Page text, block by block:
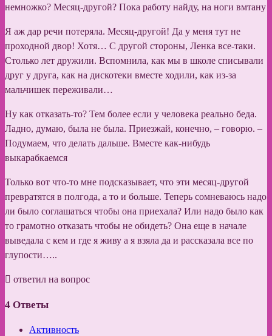
немножко? Месяц-другой? Пока работу найду, на ноги вмтану
Я аж дар речи потеряла. Месяц-другой! Да у меня тут не
проходной двор! Хотя… С другой стороны, Ленка все-таки.
Столько лет дружили. Вспомнила, как мы в школе списывали
друг у друга, как на дискотеки вместе ходили, как из-за
мальчишек переживали…
Ну как отказать-то? Тем более если у человека реально беда.
Ладно, думаю, была не была. Приезжай, конечно, – говорю. –
Подумаем, что делать дальше. Вместе как-нибудь
выкарабкаемся
Только вот что-то мне подсказывает, что эти месяц-другой
превратятся в полгода, а то и больше. Теперь сомневаюсь надо
ли было соглашаться чтобы она приехала? Или надо было как
то грамотно отказать чтобы не обидеть? Она еще в начале
выведала с кем и где я живу а я взяла да и рассказала все по
глупости…..
ответил на вопрос
4 Ответы
Активность